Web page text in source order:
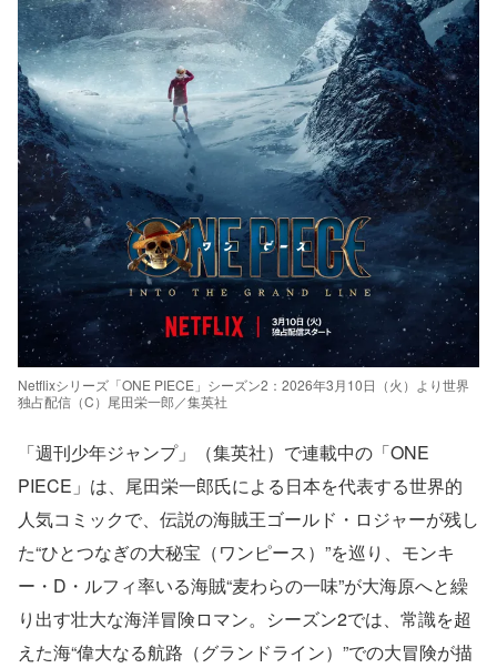
Netflixシリーズ「ONE PIECE」シーズン2：2026年3月10日（火）より世界
独占配信（C）尾田栄一郎／集英社
「週刊少年ジャンプ」（集英社）で連載中の「ONE
PIECE」は、尾田栄一郎氏による日本を代表する世界的
人気コミックで、伝説の海賊王ゴールド・ロジャーが残し
た“ひとつなぎの大秘宝（ワンピース）”を巡り、モンキ
ー・D・ルフィ率いる海賊“麦わらの一味”が大海原へと繰
り出す壮大な海洋冒険ロマン。シーズン2では、常識を超
えた海“偉大なる航路（グランドライン）”での大冒険が描